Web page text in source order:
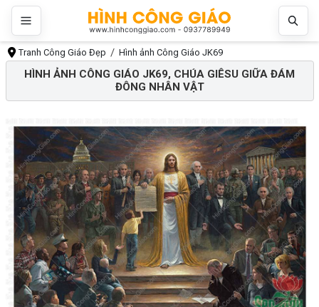
Tranh Công Giáo Đẹp Hình ảnh Công Giáo JK69
HÌNH ẢNH CÔNG GIÁO JK69, CHÚA GIÊSU GIỮA ĐÁM
ĐÔNG NHÂN VẬT